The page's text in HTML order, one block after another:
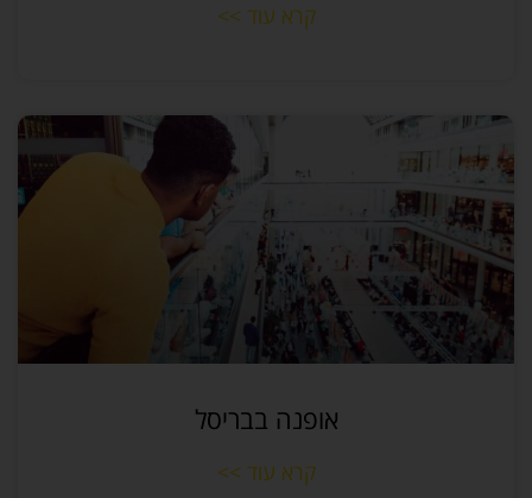
קרא עוד >>
אופנה בבריסל
קרא עוד >>